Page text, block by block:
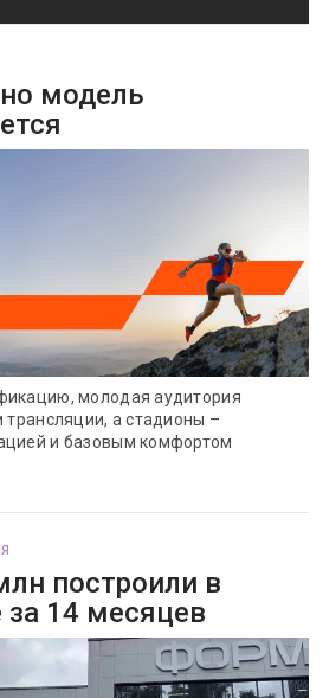
модель
молодая аудитория
трансляции, а стадионы –
и базовым комфортом
построили в
за 14 месяцев